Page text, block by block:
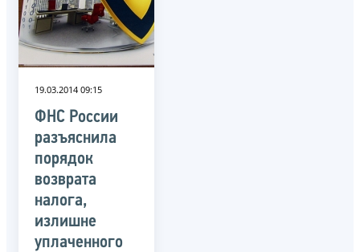
19.03.2014 09:15
ФНС России
разъяснила
порядок
возврата
налога,
излишне
уплаченного